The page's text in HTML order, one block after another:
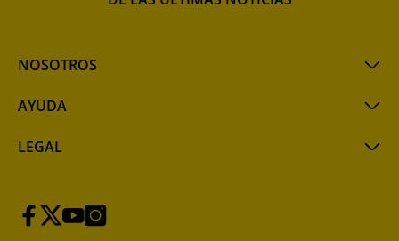
NOSOTROS
AYUDA
LEGAL